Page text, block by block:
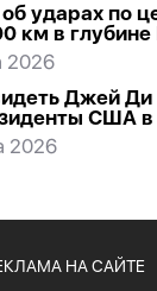
ударах по
км в
2026
Джей Ди
США в
2026
НА САЙТЕ